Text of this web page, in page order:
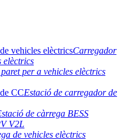
Carregador
elèctrics
per a vehicles elèctrics
Estació de carregador de
de càrrega BESS
V2L
de vehicles elèctrics